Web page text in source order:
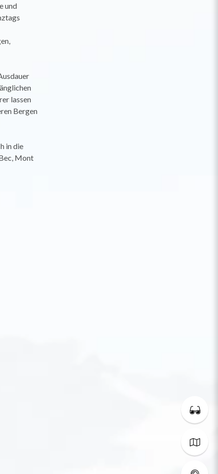
und
lassen
Bergen
in die
Mont